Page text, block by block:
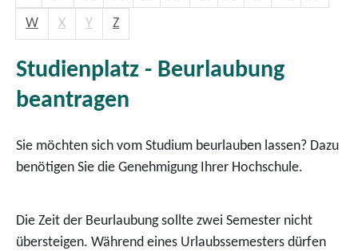
W X Y Z
Studienplatz - Beurlaubung
beantragen
Sie möchten sich vom Studium beurlauben lassen? Dazu
benötigen Sie die Genehmigung Ihrer Hochschule.
Die Zeit der Beurlaubung sollte zwei Semester nicht
übersteigen. Während eines Urlaubssemesters dürfen